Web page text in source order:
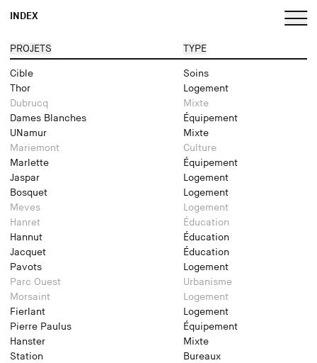
INDEX
PROJETS TYPE
Cible
Soins
Thor
Logement
Dubrucq
Mixte
Dames Blanches
Équipement
UNamur
Mixte
Mariemont
Culture
Marlette
Équipement
Jaspar
Logement
Bosquet
Logement
Meves
Logement
Hanret
Éducation
Hannut
Éducation
Jacquet
Éducation
Pavots
Logement
Parc Ouest
Urbanisme
Morsaint
Logement
Fierlant
Logement
Pierre Paulus
Équipement
Hanster
Mixte
Station
Bureaux